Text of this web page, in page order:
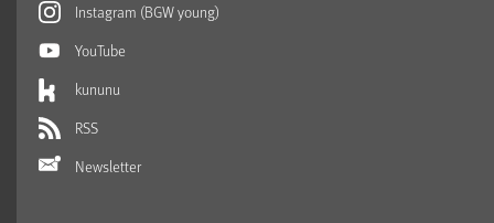
Instagram (BGW young)
YouTube
kununu
RSS
Newsletter